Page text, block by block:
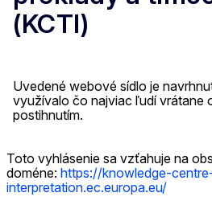
(KCTI)
Uvedené webové sídlo je
využívalo čo najviac ľudí vrátane
postihnutím.
Toto vyhlásenie sa vzťahuje na
doméne: https://knowledge-
interpretation.ec.europa.eu/